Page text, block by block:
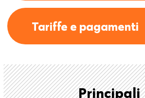
Tariffe e pagamenti
Principali